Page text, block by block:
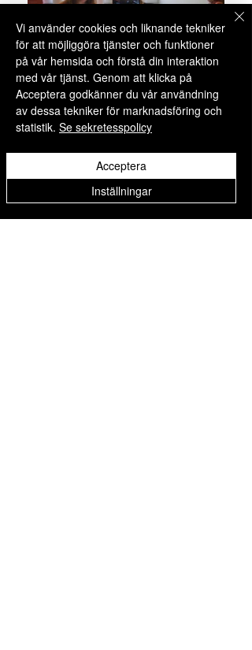
Vi använder cookies och liknande tekniker
för att möjliggöra tjänster och funktioner
på vår hemsida och förstå din interaktion
med vår tjänst. Genom att klicka på
Acceptera godkänner du vår användning
av dessa tekniker för marknadsföring och
statistik. Se sekretesspolicy
Inställningar
Acceptera